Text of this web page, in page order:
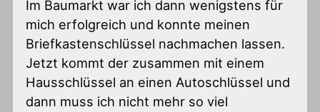
Im Baumarkt war ich dann wenigstens für
mich erfolgreich und konnte meinen
Briefkastenschlüssel nachmachen lassen.
Jetzt kommt der zusammen mit einem
Hausschlüssel an einen Autoschlüssel und
dann muss ich nicht mehr so viel